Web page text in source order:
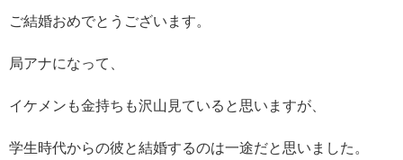
ご結婚おめでとうございます。
局アナになって、
イケメンも金持ちも沢山見ていると思いますが、
学生時代からの彼と結婚するのは一途だと思いました。